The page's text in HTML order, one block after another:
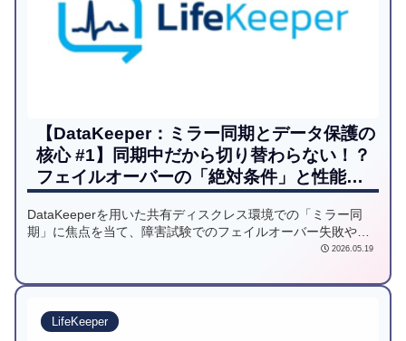
【DataKeeper：ミラー同期とデータ保護の
核心 #1】同期中だから切り替わらない！？
フェイルオーバーの「絶対条件」と性能評
価の罠
DataKeeperを用いた共有ディスクレス環境での「ミラー同
期」に焦点を当て、障害試験でのフェイルオーバー失敗や性
能評価の罠を解説します。同期ステータスが切り替えに与え
始など、実際のサポート事例から導き出したDataKeeper運用
エンジニア必読の内容です。
2026.05.19
LifeKeeper